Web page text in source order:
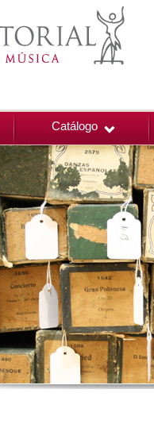
Catálogo